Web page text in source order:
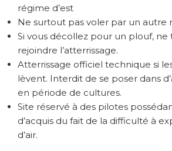
régime d’est
Ne surtout pas voler par un autre
Si vous décollez pour un plouf, ne
rejoindre l’atterrissage.
Atterrissage officiel technique si
lèvent. Interdit de se poser dans
en période de cultures.
Site réservé à des pilotes
d’acquis du fait de la difficulté à
d’air.